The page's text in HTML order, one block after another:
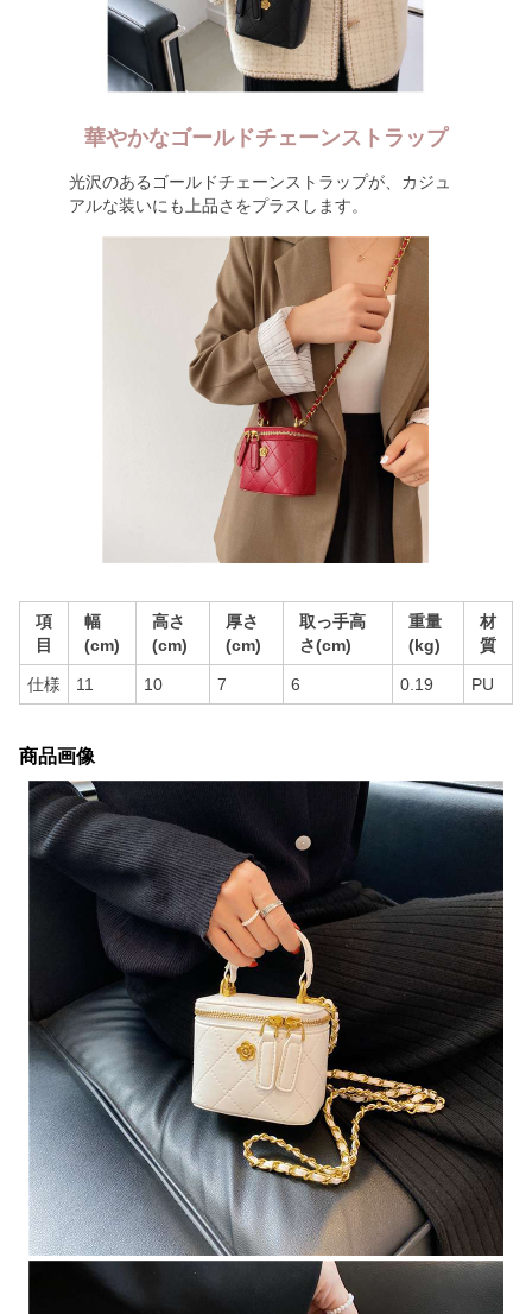
華やかなゴールドチェーンストラップ
光沢のあるゴールドチェーンストラップが、カジュ
アルな装いにも上品さをプラスします。
項
目
幅
(cm)
高さ
(cm)
厚さ
(cm)
取っ手高
さ(cm)
重量
(kg)
材
質
仕様 11 10 7 6 0.19 PU
商品画像